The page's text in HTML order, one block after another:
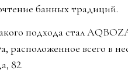
банных традиций.
подхода стал
расположенное всего в
82.